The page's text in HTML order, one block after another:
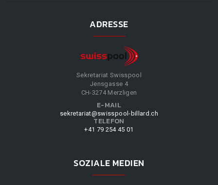
ADRESSE
Sekretariat Swisspool
Jensgasse 4
CH-3274 Merzligen
E-MAIL
sekretariat@swisspool-billard.ch
TELEFON
+41 79 254 45 01
SOZIALE MEDIEN